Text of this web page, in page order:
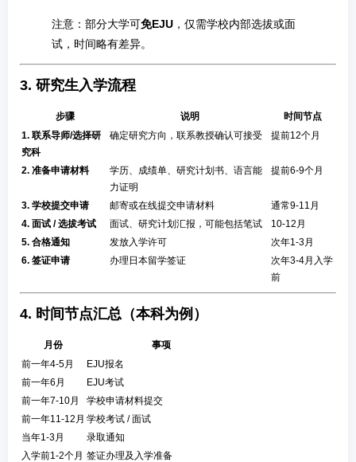
注意：部分大学可免EJU ，仅需学校内部选拔或面
试，时间略有差异。
3. 研究生入学流程
步骤 说明
时间节点
1. 联系导师/选择研
究科
确定研究方向，联系教授确认可接受 提前12个月
2. 准备申请材料
学历、成绩单、研究计划书、语言能
力证明
提前6-9个月
3. 学校提交申请 邮寄或在线提交申请材料
通常9-11月
4. 面试 / 选拔考试
面试、研究计划汇报，可能包括笔试
10-12月
5. 合格通知
发放入学许可
次年1-3月
6. 签证申请
办理日本留学签证
次年3-4月入学
前
4. 时间节点汇总（本科为例）
月份
事项
前一年4-5月
EJU报名
前一年6月
EJU考试
前一年7-10月
学校申请材料提交
前一年11-12月 学校考试 / 面试
当年1-3月
录取通知
入学前1-2个月 签证办理及入学准备